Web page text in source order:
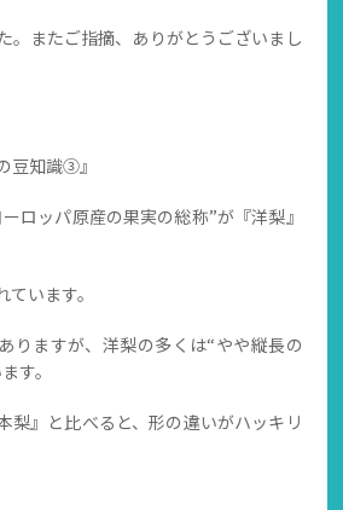
。またご指摘、ありがとうございまし
知識③』
ロッパ原産の果実の総称”が『洋梨』
ています。
りますが、洋梨の多くは“やや縦長の
す。
梨』と比べると、形の違いがハッキリ